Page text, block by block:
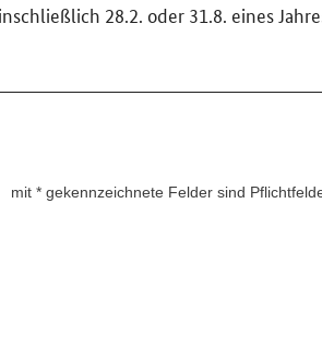
28.2. oder 31.8. eines